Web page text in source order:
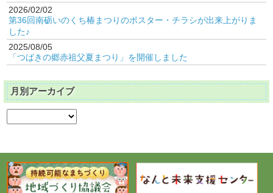
2026/02/02
第36回南砺いのくち椿まつりのポスター・チラシが出来上がりま
した♪
2025/08/05
「つばきの郷赤祖父夏まつり」を開催しました
月別アーカイブ